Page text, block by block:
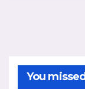
You missed